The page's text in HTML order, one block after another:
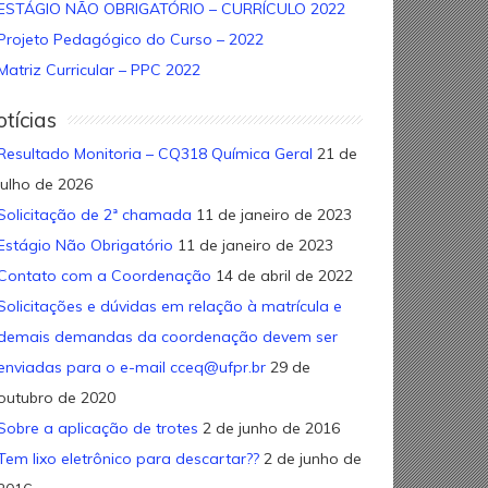
NÃO OBRIGATÓRIO – CURRÍCULO 2022
Pedagógico do Curso – 2022
Curricular – PPC 2022
Monitoria – CQ318 Química Geral 21 de
de 2026
de 2ª chamada 11 de janeiro de 2023
Não Obrigatório 11 de janeiro de 2023
com a Coordenação 14 de abril de 2022
e dúvidas em relação à matrícula e
demandas da coordenação devem ser
para o e-mail cceq@ufpr.br 29 de
de 2020
a aplicação de trotes 2 de junho de 2016
lixo eletrônico para descartar?? 2 de junho de